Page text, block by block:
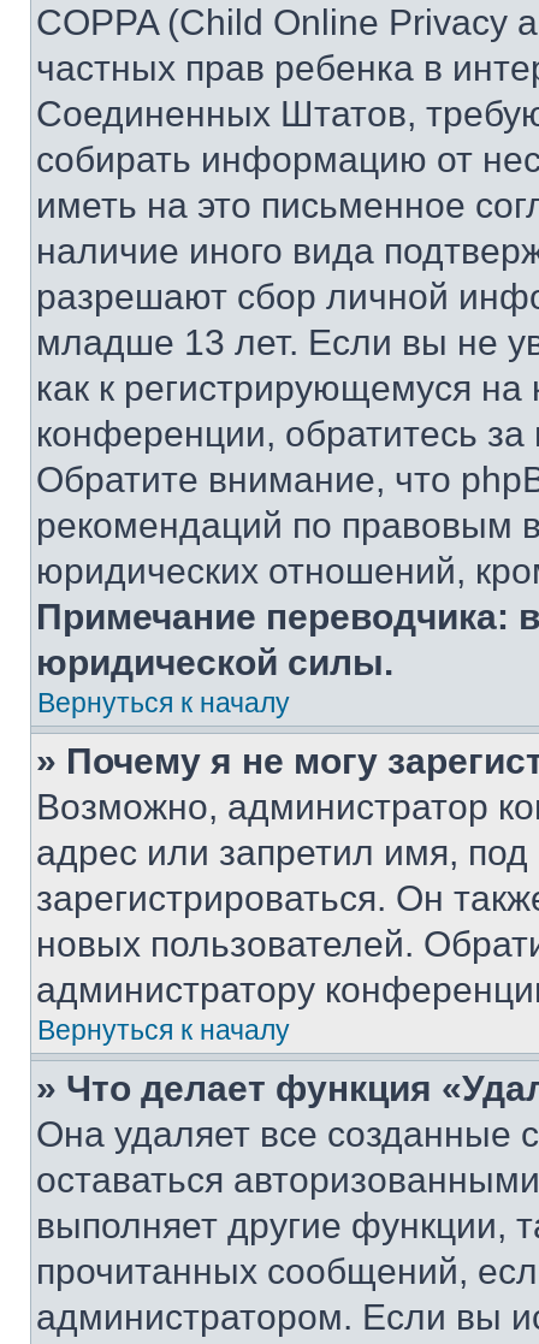
COPPA (Child Online Privacy
частных прав ребенка в
Соединенных Штатов,
собирать информацию от
иметь на это письменное
наличие иного вида
разрешают сбор личной
младше 13 лет. Если вы не
как к регистрирующемуся
конференции, обратитесь
Обратите внимание, что
рекомендаций по правовым
юридических отношений,
Примечание переводчика:
юридической силы.
Вернуться к началу
» Почему я не могу
Возможно, администратор
адрес или запретил имя,
зарегистрироваться. Он
новых пользователей.
администратору
Вернуться к началу
» Что делает функция
Она удаляет все созданные
оставаться
выполняет другие функции,
прочитанных сообщений,
администратором. Если вы